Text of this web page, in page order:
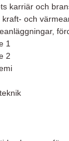
karriär och
kraft- och
1
2